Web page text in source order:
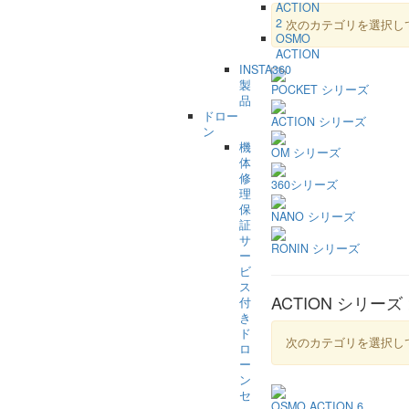
次のカテゴリを選択し
POCKET シリーズ
ACTION シリーズ
OM シリーズ
360シリーズ
NANO シリーズ
RONIN シリーズ
ACTION シリーズ
次のカテゴリを選択し
ACTION
2
OSMO
ACTION
INSTA360
製
品
ドロー
ン
機
体
修
理
保
証
サ
ー
ビ
ス
付
き
ド
ロ
ー
ン
セ